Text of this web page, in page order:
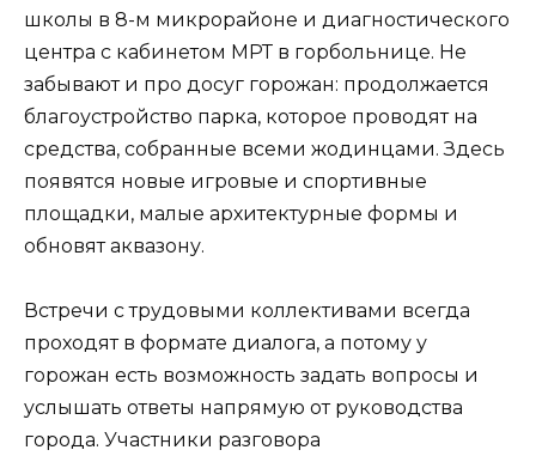
школы в 8-м микрорайоне и диагностического
центра с кабинетом МРТ в горбольнице. Не
забывают и про досуг горожан: продолжается
благоустройство парка, которое проводят на
средства, собранные всеми жодинцами. Здесь
появятся новые игровые и спортивные
площадки, малые архитектурные формы и
обновят аквазону.
Встречи с трудовыми коллективами всегда
проходят в формате диалога, а потому у
горожан есть возможность задать вопросы и
услышать ответы напрямую от руководства
города. Участники разговора